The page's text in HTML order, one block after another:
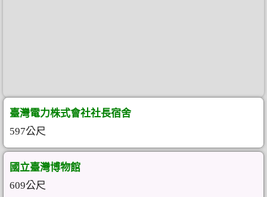
臺灣電力株式會社社長宿舍
597公尺
國立臺灣博物館
609公尺